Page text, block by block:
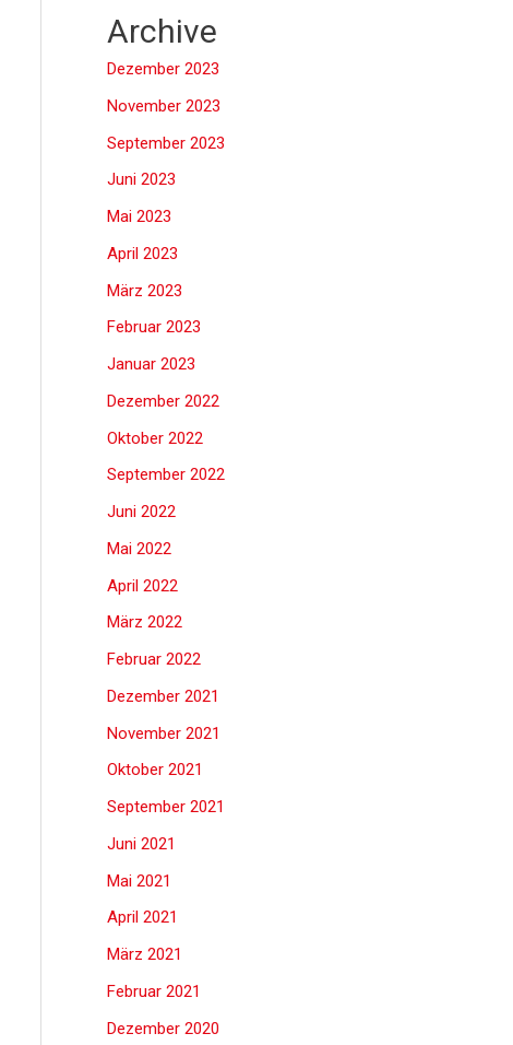
Archive
Dezember 2023
November 2023
September 2023
Juni 2023
Mai 2023
April 2023
März 2023
Februar 2023
Januar 2023
Dezember 2022
Oktober 2022
September 2022
Juni 2022
Mai 2022
April 2022
März 2022
Februar 2022
Dezember 2021
November 2021
Oktober 2021
September 2021
Juni 2021
Mai 2021
April 2021
März 2021
Februar 2021
Dezember 2020